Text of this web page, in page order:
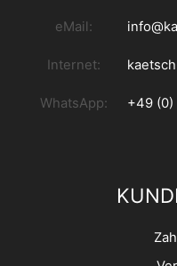
eMail:
Internet:
WhatsApp: +49 (0)